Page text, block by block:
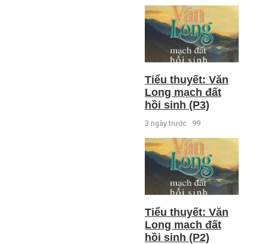
Tiểu thuyết: Văn
Long mạch đất
hồi sinh (P3)
3 ngày trước 99
Tiểu thuyết: Văn
Long mạch đất
hồi sinh (P2)